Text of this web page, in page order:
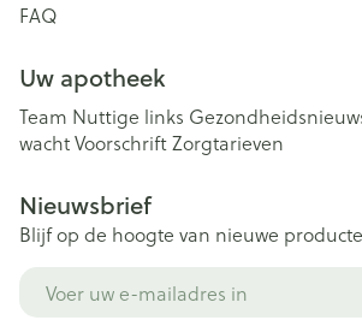
FAQ
Uw apotheek
Team Nuttige links
wachtVoorschriftZorgtarieven
Nieuwsbrief
Blijf op de hoogte van nieuwe